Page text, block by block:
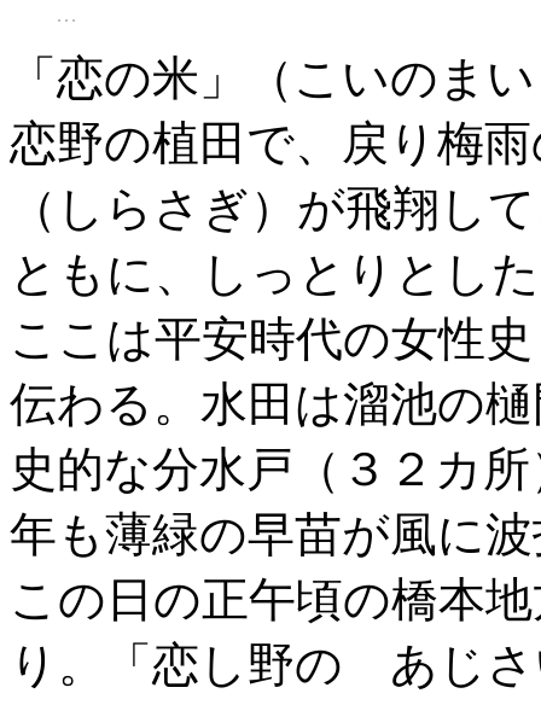
「恋の米」（こいのま
恋野の植田で、戻り梅
（しらさぎ）が飛翔し
ともに、しっとりとし
ここは平安時代の女性
伝わる。水田は溜池の
史的な分水戸（３２カ
年も薄緑の早苗が風に
この日の正午頃の橋本
り。「恋し野の あじ